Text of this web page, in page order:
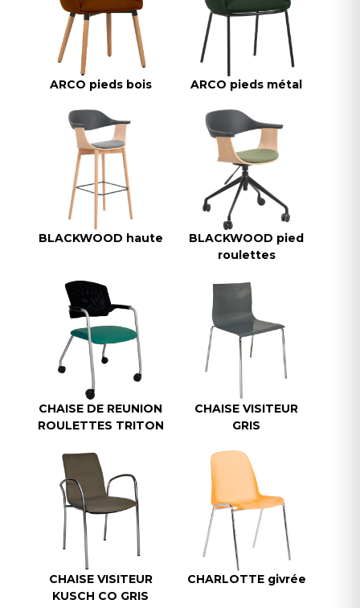
ARCO pieds bois ARCO pieds métal
BLACKWOOD haute
BLACKWOOD pied
roulettes
CHAISE DE REUNION
ROULETTES TRITON
CHAISE VISITEUR
GRIS
CHAISE VISITEUR
KUSCH CO GRIS
CHARLOTTE givrée